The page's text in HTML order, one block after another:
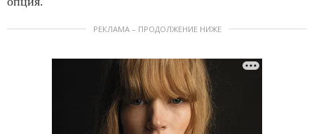
РЕКЛАМА – ПРОДОЛЖЕНИЕ НИЖЕ